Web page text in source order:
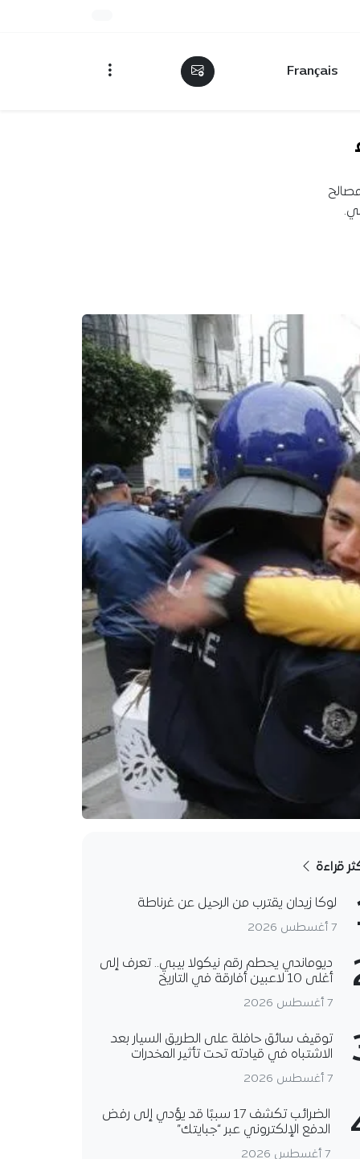
Français
مصالح
قراءة
لوكا زيدان يقترب من الرحيل عن غرناطة
7 أغسطس 2026
ديوماندي يحطم رقم نيكولا بيبي.. تعرف إلى
أغلى 10 لاعبين أفارقة في التاريخ
7 أغسطس 2026
توقيف سائق حافلة على الطريق السيار بعد
الاشتباه في قيادته تحت تأثير المخدرات
7 أغسطس 2026
الضرائب تكشف 17 سببًا قد يؤدي إلى رفض
الدفع الإلكتروني عبر “جبايتك”
7 أغسطس 2026